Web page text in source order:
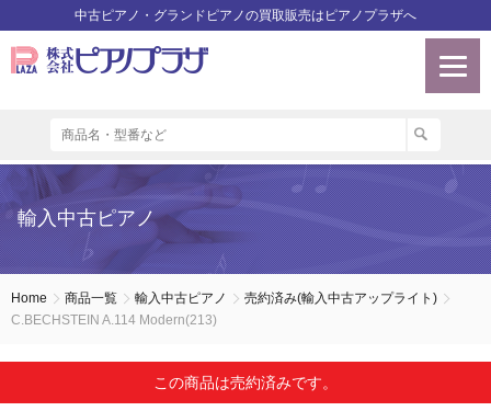
中古ピアノ・グランドピアノの買取販売はピアノプラザへ
輸入中古ピアノ
Home 商品一覧 輸入中古ピアノ
売約済み(輸入中古アップライト)
C.BECHSTEIN A.114 Modern(213)
この商品は売約済みです。